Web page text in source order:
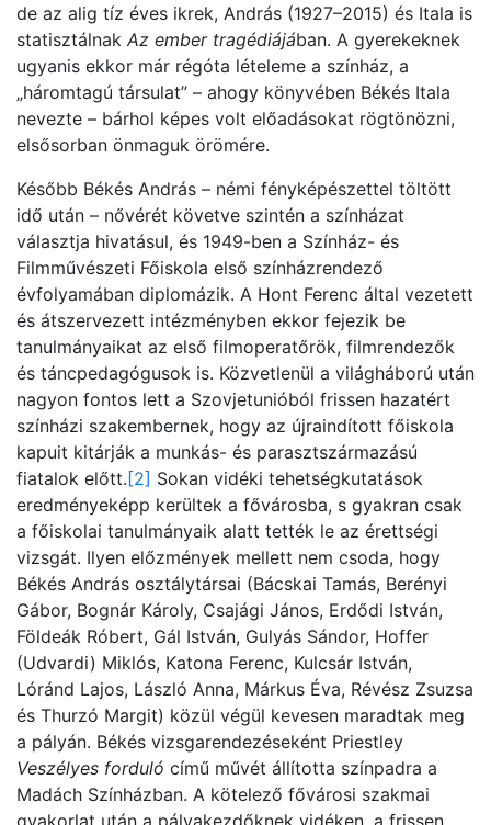
de az alig tíz éves ikrek, András (1927–2015) és Itala is
statisztálnak Az ember tragédiájában. A gyerekeknek
ugyanis ekkor már régóta lételeme a színház, a
„háromtagú társulat” – ahogy könyvében Békés Itala
nevezte – bárhol képes volt előadásokat rögtönözni,
elsősorban önmaguk örömére.
Később Békés András – némi fényképészettel töltött
idő után – nővérét követve szintén a színházat
választja hivatásul, és 1949-ben a Színház- és
Filmművészeti Főiskola első színházrendező
évfolyamában diplomázik. A Hont Ferenc által vezetett
és átszervezett intézményben ekkor fejezik be
tanulmányaikat az első filmoperatőrök, filmrendezők
és táncpedagógusok is. Közvetlenül a világháború után
nagyon fontos lett a Szovjetunióból frissen hazatért
színházi szakembernek, hogy az újraindított főiskola
kapuit kitárják a munkás- és parasztszármazású
fiatalok előtt.[2] Sokan vidéki tehetségkutatások
eredményeképp kerültek a fővárosba, s gyakran csak
a főiskolai tanulmányaik alatt tették le az érettségi
vizsgát. Ilyen előzmények mellett nem csoda, hogy
Békés András osztálytársai (Bácskai Tamás, Berényi
Gábor, Bognár Károly, Csajági János, Erdődi István,
Földeák Róbert, Gál István, Gulyás Sándor, Hoffer
(Udvardi) Miklós, Katona Ferenc, Kulcsár István,
Lóránd Lajos, László Anna, Márkus Éva, Révész Zsuzsa
és Thurzó Margit) közül végül kevesen maradtak meg
a pályán. Békés vizsgarendezéseként Priestley
Veszélyes forduló című művét állította színpadra a
Madách Színházban. A kötelező fővárosi szakmai
gyakorlat után a pályakezdőknek vidéken, a frissen